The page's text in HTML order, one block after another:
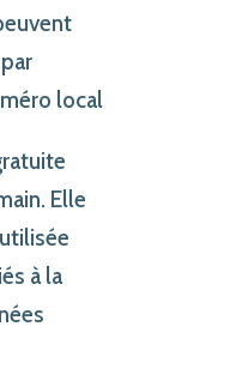
local
Elle
à la